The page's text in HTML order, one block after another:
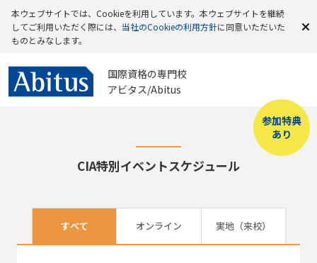
本ウェブサイトでは、Cookieを利用しています。本ウェブサイトを継続
してご利用いただく際には、 当社のCookieの利用方針に同意いただいた
ものとみなします。
国際資格の専門校
アビタス/Abitus
参加特典
あり
CIA特別イベントスケジュール
すべて オンライン 実地（来校）